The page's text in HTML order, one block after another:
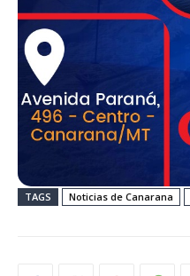
TAGS Noticias de Canarana